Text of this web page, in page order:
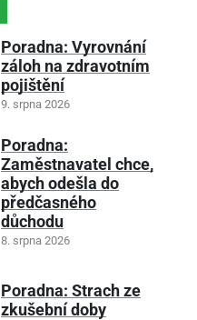
Poradna: Vyrovnání
záloh na zdravotním
pojištění
9. srpna 2026
Poradna:
Zaměstnavatel chce,
abych odešla do
předčasného
důchodu
8. srpna 2026
Poradna: Strach ze
zkušební doby